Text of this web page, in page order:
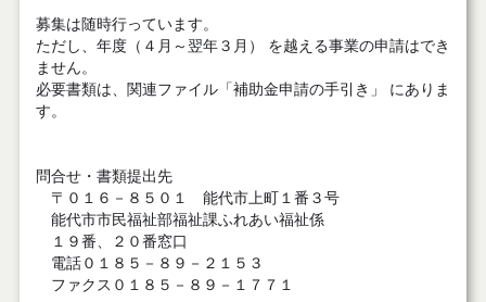
募集は随時行っています。
ただし、年度（４月～翌年３月） を越える事業の申請はでき
ません。
必要書類は、関連ファイル「補助金申請の手引き」 にありま
す。
問合せ・書類提出先
〒０１６－８５０１ 能代市上町１番３号
能代市市民福祉部福祉課ふれあい福祉係
１９番、２０番窓口
電話０１８５－８９－２１５３
ファクス０１８５－８９－１７７１